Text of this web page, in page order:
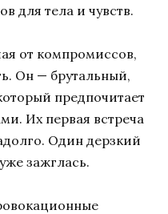
для тела и чувств.
от компромиссов,
Он — брутальный,
предпочитает
Их первая встреча
Один дерзкий
зажглась.